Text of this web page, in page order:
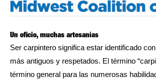
Un oficio, muchas artesanías
Ser carpintero significa estar identificado
más antiguos y respetados. El término
término general para las numerosas